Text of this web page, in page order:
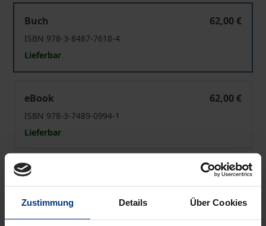
Zustimmung Details Über Cookies
Buch
62,00 €
ISBN 978-3-8487-7618-4
Lieferbar
eBook
62,00 €
ISBN 978-3-7489-0994-1
Lieferbar
Preisangaben inkl. MwSt. Abhängig von der Lieferadresse
kann die MwSt. an der Kasse variieren.
In den Warenkorb